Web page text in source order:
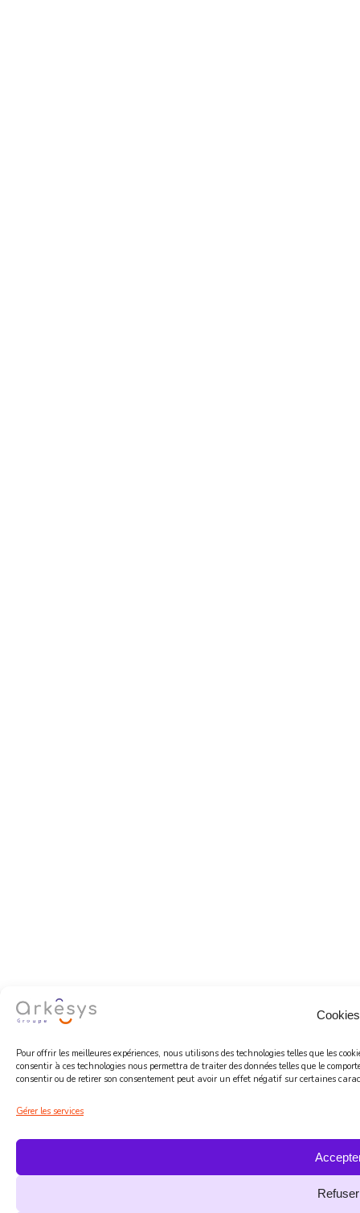
Cookies
Pour offrir les meilleures expériences, nous utilisons des technologies telles que les
consentir à ces technologies nous permettra de traiter des données telles que le
consentir ou de retirer son consentement peut avoir un effet négatif sur certaines
Gérer les services
Refuser